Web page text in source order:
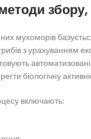
збору,
мухоморів
з урахуванням
біологічну
включають: